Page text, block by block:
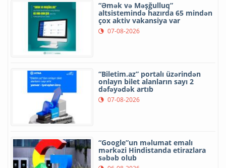
“Əmək və Məşğulluq”
altsistemində hazırda 65 mindən
çox aktiv vakansiya var
07-08-2026
“Biletim.az” portalı üzərindən
onlayn bilet alanların sayı 2
dəfəyədək artıb
07-08-2026
“Google”un məlumat emalı
mərkəzi Hindistanda etirazlara
səbəb olub